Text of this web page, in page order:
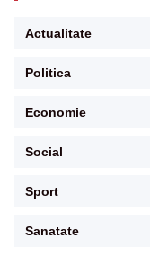
Actualitate
Politica
Economie
Social
Sport
Sanatate